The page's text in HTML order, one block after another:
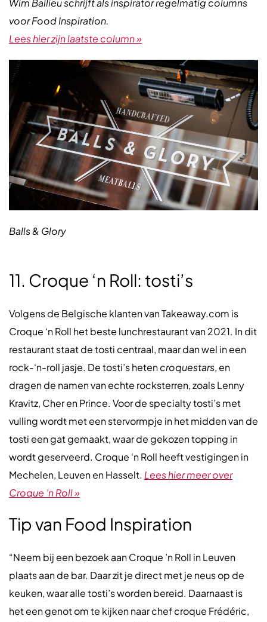
Wim Ballieu schrijft als inspirator regelmatig columns
voor Food Inspiration.
Lees hier zijn laatste column »
Balls & Glory
11. Croque ‘n Roll: tosti’s
Volgens de Belgische klanten van Takeaway.com is
Croque ‘n Roll het beste lunchrestaurant van 2021. In dit
restaurant staat de tosti centraal, maar dan wel in een
rock-‘n-roll jasje. De tosti’s hetencroquestars, en
dragen de namen van echte rocksterren, zoals Lenny
Kravitz, Cher en Prince. Voor de specialty tosti’s met
vulling wordt met een stervormpje in het midden van de
tosti een gat gemaakt, waar de gekozen topping in
wordt geserveerd. Croque ‘n Roll heeft vestigingen in
Mechelen, Leuven en Hasselt. Lees hier meer over
Croque ’n Roll »
Tip van Food Inspiration
“Neem bij een bezoek aan Croque ’n Roll in Leuven
plaats aan de bar. Daar zit je direct met je neus op de
keuken, waar alle tosti’s worden bereid. Daarnaast is
het een genot om te kijken naar chef croque Frédéric,